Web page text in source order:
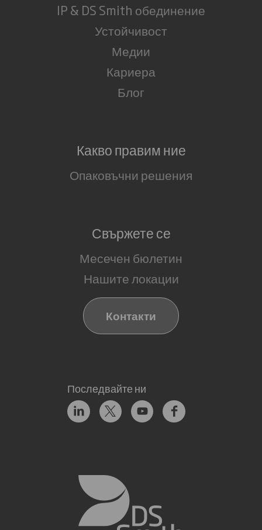
IP & DS Smith обединение
Устойчивост
Медии
Кариера
Блог
Какво правим ние
Опаковъчни решения
Свържете се
Месечен бюлетин
Нашите локации
Контакти
Последвайте ни